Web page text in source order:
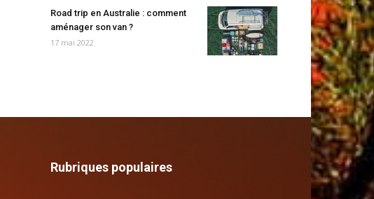
Road trip en Australie : comment
aménager son van ?
17 mai 2022
Rubriques populaires